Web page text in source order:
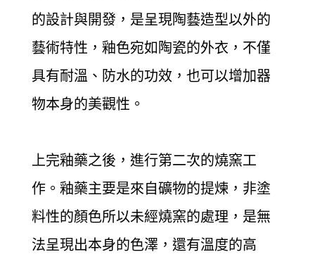
的設計與開發，是呈現陶藝造型以外的
藝術特性，釉色宛如陶瓷的外衣，不僅
具有耐溫、防水的功效，也可以增加器
物本身的美觀性。
上完釉藥之後，進行第二次的燒窯工
作。釉藥主要是來自礦物的提煉，非塗
料性的顏色所以未經燒窯的處理，是無
法呈現出本身的色澤，還有溫度的高